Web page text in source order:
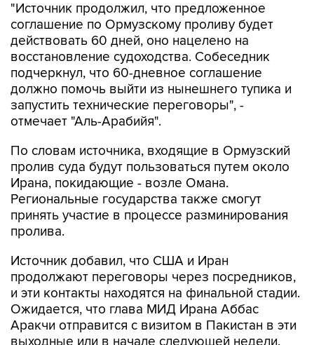
"Источник продолжил, что предложенное
соглашение по Ормузскому проливу будет
действовать 60 дней, оно нацелено на
восстановление судоходства. Собеседник
подчеркнул, что 60-дневное соглашение
должно помочь выйти из нынешнего тупика и
запустить технические переговоры", -
отмечает "Аль-Арабийя".
По словам источника, входящие в Ормузский
пролив суда будут пользоваться путем около
Ирана, покидающие - возле Омана.
Региональные государства также смогут
принять участие в процессе разминирования
пролива.
Источник добавил, что США и Иран
продолжают переговоры через посредников,
и эти контакты находятся на финальной стадии.
Ожидается, что глава МИД Ирана Аббас
Аракчи отправится с визитом в Пакистан в эти